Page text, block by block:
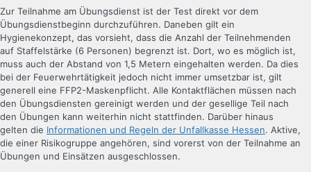
Zur Teilnahme am Übungsdienst ist der Test direkt vor dem
Übungsdienstbeginn durchzuführen. Daneben gilt ein
Hygienekonzept, das vorsieht, dass die Anzahl der Teilnehmenden
auf Staffelstärke (6 Personen) begrenzt ist. Dort, wo es möglich ist,
muss auch der Abstand von 1,5 Metern eingehalten werden. Da dies
bei der Feuerwehrtätigkeit jedoch nicht immer umsetzbar ist, gilt
generell eine FFP2-Maskenpflicht. Alle Kontaktflächen müssen nach
den Übungsdiensten gereinigt werden und der gesellige Teil nach
den Übungen kann weiterhin nicht stattfinden. Darüber hinaus
gelten die Informationen und Regeln der Unfallkasse Hessen. Aktive,
die einer Risikogruppe angehören, sind vorerst von der Teilnahme an
Übungen und Einsätzen ausgeschlossen.